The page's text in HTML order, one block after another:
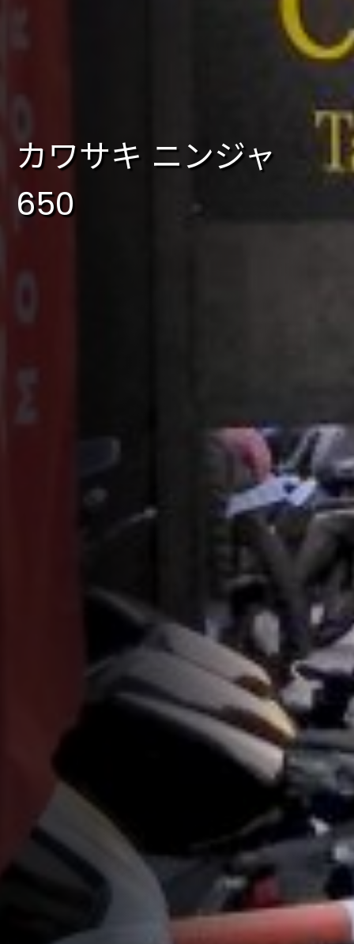
カワサキ ニンジャ
650